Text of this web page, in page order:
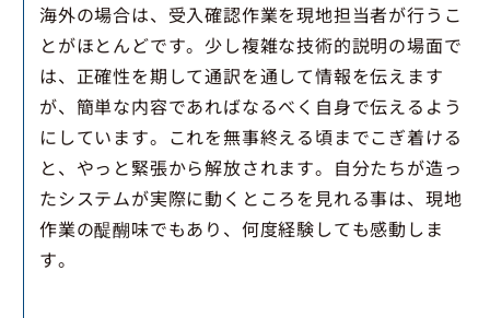
海外の場合は、受入確認作業を現地担当者が行うこ
とがほとんどです。少し複雑な技術的説明の場面で
は、正確性を期して通訳を通して情報を伝えます
が、簡単な内容であればなるべく自身で伝えるよう
にしています。これを無事終える頃までこぎ着ける
と、やっと緊張から解放されます。自分たちが造っ
たシステムが実際に動くところを見れる事は、現地
作業の醍醐味でもあり、何度経験しても感動しま
す。